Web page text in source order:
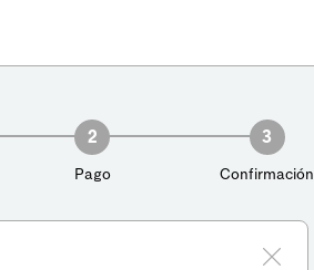
2
Pago
3
Confirmación